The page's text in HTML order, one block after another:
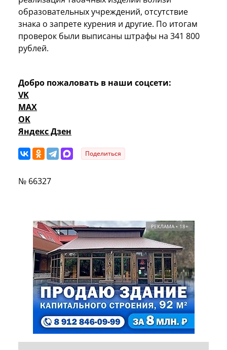
образовательных учреждений, отсутствие
знака о запрете курения и другие. По итогам
проверок были выписаны штрафы на 341 800
рублей.
Добро пожаловать в наши соцсети:
VK
MAX
OK
Яндекс Дзен
Поделиться
№ 66327
РЕКЛАМА • 18+